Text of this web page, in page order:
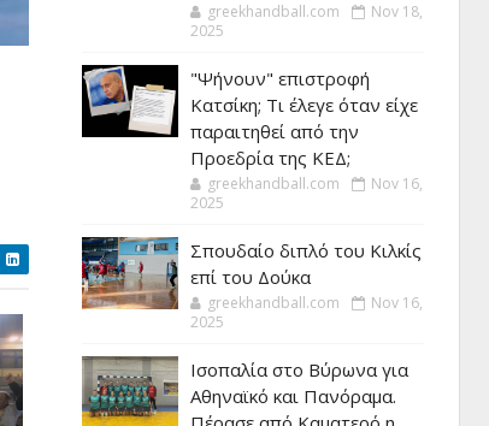
greekhandball.com
Nov 18,
2025
"Ψήνουν" επιστροφή
Κατσίκη; Τι έλεγε όταν είχε
παραιτηθεί από την
Προεδρία της ΚΕΔ;
greekhandball.com
Nov 16,
2025
Σπουδαίο διπλό του Κιλκίς
επί του Δούκα
greekhandball.com
Nov 16,
2025
Ισοπαλία στο Βύρωνα για
Αθηναϊκό και Πανόραμα.